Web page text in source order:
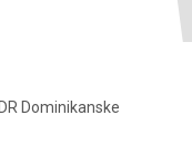
Dominikanske